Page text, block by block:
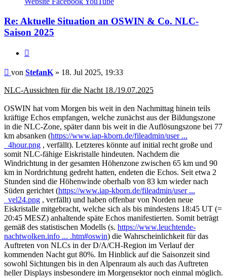
StefanK
Re: Aktuelle Situation an OSWIN & Co. NLC-
Saison 2025
Beitrag
von StefanK » 18. Jul 2025, 19:33
NLC-Aussichten für die Nacht 18./19.07.2025
OSWIN hat vom Morgen bis weit in den Nachmittag hinein teils
kräftige Echos empfangen, welche zunächst aus der Bildungszone
in die NLC-Zone, später dann bis weit in die Auflösungszone bei 77
km absanken (https://www.iap-kborn.de/fileadmin/user ...
_4hour.png , verfällt). Letzteres könnte auf initial recht große und
somit NLC-fähige Eiskristalle hindeuten. Nachdem die
Windrichtung in der gesamten Höhenzone zwischen 65 km und 90
km in Nordrichtung gedreht hatten, endeten die Echos. Seit etwa 2
Stunden sind die Höhenwinde oberhalb von 83 km wieder nach
Süden gerichtet (https://www.iap-kborn.de/fileadmin/user ...
_vel24.png , verfällt) und haben offenbar von Norden neue
Eiskristalle mitgebracht, welche sich als bis mindestens 18:45 UT (=
20:45 MESZ) anhaltende späte Echos manifestierten. Somit beträgt
gemäß des statistischen Modells (s. https://www.leuchtende-
nachtwolken.info ... .htm#oswin) die Wahrscheinlichkeit für das
Auftreten von NLCs in der D/A/CH-Region im Verlauf der
kommenden Nacht gut 80%. Im Hinblick auf die Saisonzeit sind
sowohl Sichtungen bis in den Alpenraum als auch das Auftreten
heller Displays insbesondere im Morgensektor noch einmal möglich.